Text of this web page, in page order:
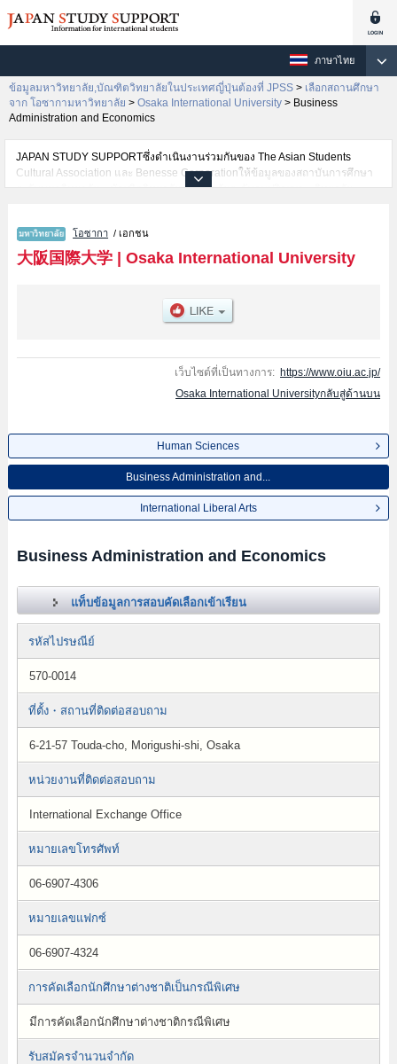
ภาษาไทย
ข้อมูลมหาวิทยาลัย,บัณฑิตวิทยาลัยในประเทศญี่ปุ่นต้องที่ JPSS > เลือกสถานศึกษา
จาก โอซากามหาวิทยาลัย > Osaka International University > Business
Administration and Economics
JAPAN STUDY SUPPORTซึ่งดำเนินงานร่วมกันของ The Asian Students
Cultural Association และ Benesse Corporationให้ข้อมูลของสถาบันการศึกษา
ระดับมหาวิทยาลัย・บัณฑิตวิทยาลัย・วิทยาลัยระดับอนุปริญญา・วิทยาลัย
นักศึกษาต่างชาติเช่นข้อมูลของแต่ละคณะ,ข้อมูลการสอบคัดเลือกเข้าศึกษาเช่น
จำนวนคนที่รับสมัครหรือจำนวนคนที่ผ่านการสอบคัดเลือกเป็นต้น,แนะนำสถาน
ที่,การเดินทางเป็นต้นไว้ด้วยดังนั้นขอเชิญใช้บริการค้นหาข้อมูลตามอัธยาศัย
โอซากา / เอกชน
大阪国際大学| Osaka International University
เว็บไซต์ที่เป็นทางการ: https://www.oiu.ac.jp/
Osaka International Universityกลับสู่ด้านบน
Human Sciences
Business Administration and...
International Liberal Arts
Business Administration and Economics
แท็บข้อมูลการสอบคัดเลือกเข้าเรียน
รหัสไปรษณีย์
570-0014
ที่ตั้ง・สถานที่ติดต่อสอบถาม
6-21-57 Touda-cho, Morigushi-shi, Osaka
หน่วยงานที่ติดต่อสอบถาม
International Exchange Office
หมายเลขโทรศัพท์
06-6907-4306
หมายเลขแฟกซ์
06-6907-4324
การคัดเลือกนักศึกษาต่างชาติเป็นกรณีพิเศษ
มีการคัดเลือกนักศึกษาต่างชาติกรณีพิเศษ
รับสมัครจำนวนจำกัด